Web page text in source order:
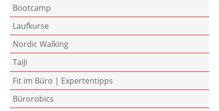
Bootcamp
Laufkurse
Nordic Walking
TaiJi
Fit im Büro | Expertentipps
Bürorobics